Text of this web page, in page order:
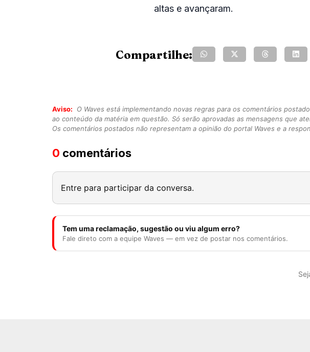
altas e avançaram.
Compartilhe:
Aviso:
O Waves está implementando novas regras para os comentários
ao conteúdo da matéria em questão. Só serão aprovadas as mensagens que
Os comentários postados não representam a opinião do portal Waves e a
0 comentários
Entre para participar da conversa.
Tem uma reclamação, sugestão ou viu algum erro?
Fale direto com a equipe Waves — em vez de postar nos comentários.